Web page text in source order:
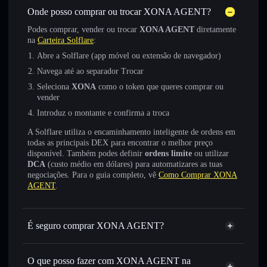
Onde posso comprar ou trocar XONA AGENT?
Podes comprar, vender ou trocar XONA AGENT diretamente
na Carteira Solflare:
Abre a Solflare (app móvel ou extensão de navegador)
Navega até ao separador Trocar
Seleciona XONA como o token que queres comprar ou
vender
Introduz o montante e confirma a troca
A Solflare utiliza o encaminhamento inteligente de ordens em
todas as principais DEX para encontrar o melhor preço
disponível. Também podes definir ordens limite ou utilizar
DCA (custo médio em dólares) para automatizares as tuas
negociações. Para o guia completo, vê Como Comprar XONA
AGENT.
É seguro comprar XONA AGENT?
XONA AGENT token verificado
O que posso fazer com XONA AGENT na